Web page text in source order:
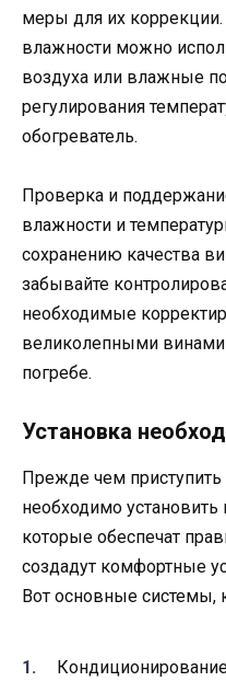
меры для их
влажности можно
воздуха или влажные
регулирования
обогреватель.
Проверка и
влажности и
сохранению качества
забывайте
необходимые
великолепными
погребе.
Установка
Прежде чем
необходимо
которые обеспечат
создадут комфортные
Вот основные системы,